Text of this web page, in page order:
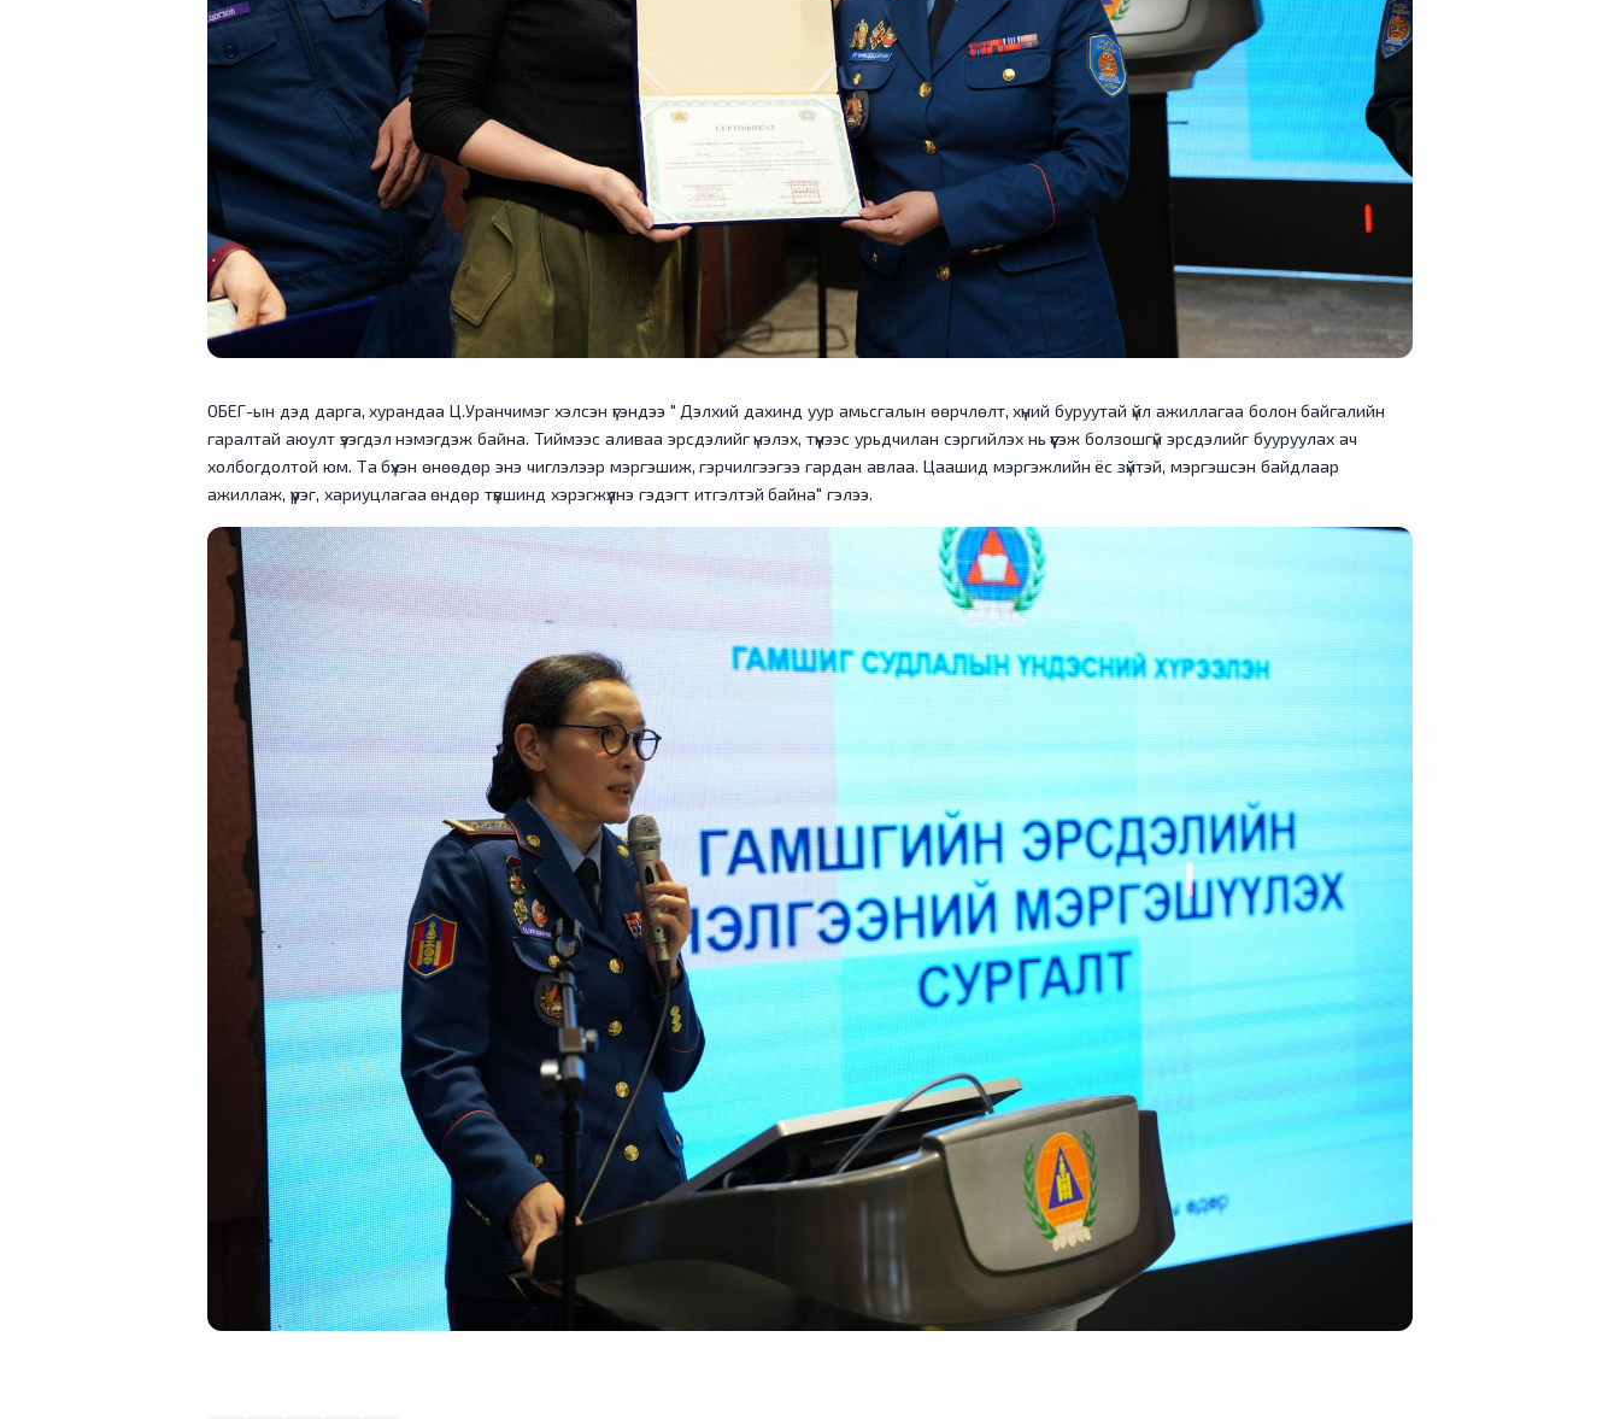
ОБЕГ-ын дэд дарга, хурандаа Ц.Уранчимэг хэлсэн үгэндээ " Дэлхий дахинд уур амьсгалын өөрчлөлт, хүний буруутай үйл ажиллагаа болон байгалийн
гаралтай аюулт үзэгдэл нэмэгдэж байна. Тиймээс аливаа эрсдэлийг үнэлэх, түүнээс урьдчилан сэргийлэх нь үүсэж болзошгүй эрсдэлийг бууруулах ач
холбогдолтой юм. Та бүхэн өнөөдөр энэ чиглэлээр мэргэшиж, гэрчилгээгээ гардан авлаа. Цаашид мэргэжлийн ёс зүйтэй, мэргэшсэн байдлаар
ажиллаж, үүрэг, хариуцлагаа өндөр түвшинд хэрэгжүүлнэ гэдэгт итгэлтэй байна" гэлээ.